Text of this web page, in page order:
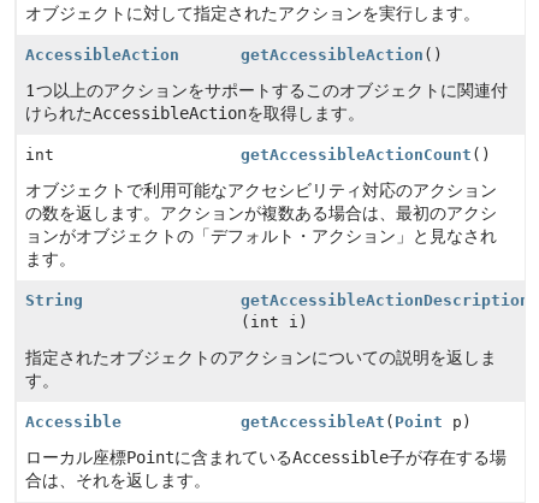
オブジェクトに対して指定されたアクションを実行します。
AccessibleAction getAccessibleAction ()
1つ以上のアクションをサポートするこのオブジェクトに関連付
けられたAccessibleActionを取得します。
int getAccessibleActionCount ()
オブジェクトで利用可能なアクセシビリティ対応のアクション
の数を返します。アクションが複数ある場合は、最初のアクシ
ョンがオブジェクトの「デフォルト・アクション」と見なされ
ます。
String
getAccessibleActionDescription
(int i)
指定されたオブジェクトのアクションについての説明を返しま
す。
Accessible getAccessibleAt ( Point p)
ローカル座標Pointに含まれているAccessible子が存在する場
合は、それを返します。